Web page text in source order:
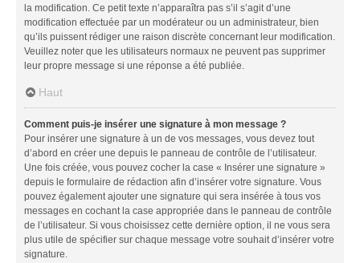
la modification. Ce petit texte n’apparaîtra pas s’il s’agit d’une
modification effectuée par un modérateur ou un administrateur, bien
qu’ils puissent rédiger une raison discrète concernant leur modification.
Veuillez noter que les utilisateurs normaux ne peuvent pas supprimer
leur propre message si une réponse a été publiée.
Haut
Comment puis-je insérer une signature à mon message ?
Pour insérer une signature à un de vos messages, vous devez tout
d’abord en créer une depuis le panneau de contrôle de l’utilisateur.
Une fois créée, vous pouvez cocher la case « Insérer une signature »
depuis le formulaire de rédaction afin d’insérer votre signature. Vous
pouvez également ajouter une signature qui sera insérée à tous vos
messages en cochant la case appropriée dans le panneau de contrôle
de l’utilisateur. Si vous choisissez cette dernière option, il ne vous sera
plus utile de spécifier sur chaque message votre souhait d’insérer votre
signature.